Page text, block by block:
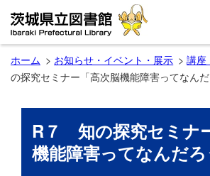
ホーム お知らせ・イベント・展示 講座
の探究セミナー「高次脳機能障害ってなんだ
R７ 知の探究セミナ
機能障害ってなんだろ